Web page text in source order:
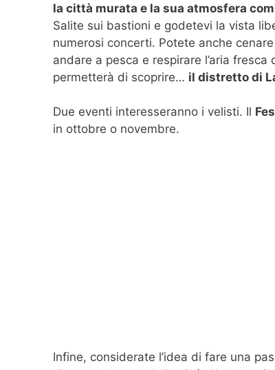
la città murata e la sua atmosfera
Salite sui bastioni e godetevi la vista
numerosi concerti. Potete anche
andare a pesca e respirare l’aria
permetterà di scoprire… il distretto di
Due eventi interesseranno i velisti. Il
in ottobre o novembre.
Infine, considerate l’idea di fare una